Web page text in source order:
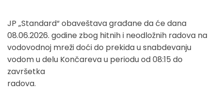
JP „Standard“ obaveštava građane da će dana
08.06.2026. godine zbog hitnih i neodložnih radova na
vodovodnoj mreži doći do prekida u snabdevanju
vodom u delu Končareva u periodu od 08:15 do
završetka
radova.